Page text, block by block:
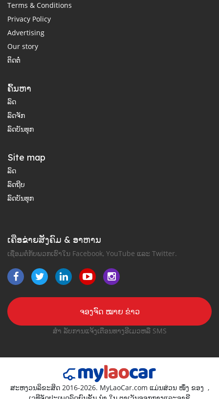
Terms & Conditions
Privacy Policy
Advertising
Our story
ຕິດຕໍ່
ຄົ້ນຫາ
ລົດ
ລົດຈັກ
ລົດບັນທຸກ
Site map
ລົດ
ລົດຖີບ
ລົດບັນທຸກ
ເຄືອຂ່າຍສັງຄົມ & ອາຫານ
ເຊື່ອມຕໍ່ກັບພວກເຮົາໃນ Facebook, YouTube ແລະ Twitter.
ຈອງຈົດ ໝາຍ ຂ່າວ
ສຳ ລັບການແຈ້ງເຕືອນທາງອີເມວຫລື SMS
ສະຫງວນລິຂະສິດ 2016-2026. MyLaoCar.com ແມ່ນສ່ວນ ໜຶ່ງ ຂອງ ,